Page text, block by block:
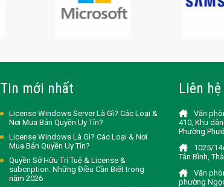
Tin mới nhất
License Windows Server Là Gì? Các Loại &
Nơi Mua Bản Quyền Uy Tín?
License Windows Là Gì? Các Loại & Nơi
Mua Bản Quyền Uy Tín?
Quyền Sở Hữu Trí Tuệ & License &
subcription. Những Điều Cần Biết trong
năm 2026
Liên hệ
Văn
410, Khu
Phường
1025/
Tân Bình,
Văn
phường